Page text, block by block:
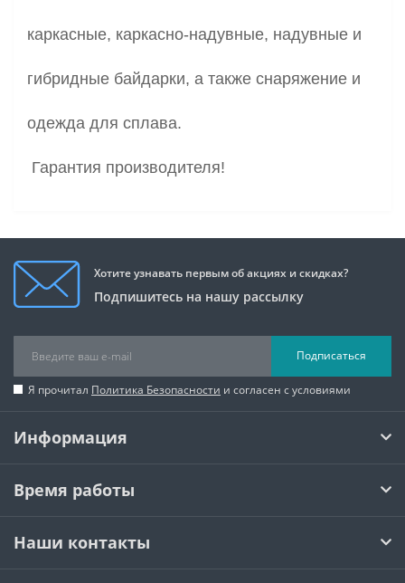
каркасные, каркасно-надувные, надувные и
гибридные байдарки, а также снаряжение и
одежда для сплава.
Гарантия производителя!
Хотите узнавать первым об акциях и скидках?
Подпишитесь на нашу рассылку
Подписаться
Я прочитал Политика Безопасности и согласен с условиями
Информация
Время работы
Наши контакты